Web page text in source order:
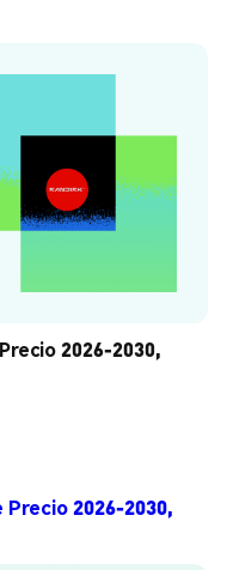
2026-2030,
2026-2030,